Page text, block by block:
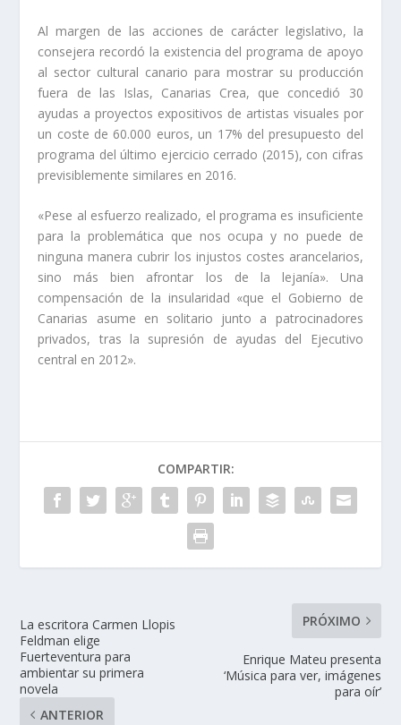
Al margen de las acciones de carácter legislativo, la
consejera recordó la existencia del programa de apoyo
al sector cultural canario para mostrar su producción
fuera de las Islas, Canarias Crea, que concedió 30
ayudas a proyectos expositivos de artistas visuales por
un coste de 60.000 euros, un 17% del presupuesto del
programa del último ejercicio cerrado (2015), con cifras
previsiblemente similares en 2016.
«Pese al esfuerzo realizado, el programa es insuficiente
para la problemática que nos ocupa y no puede de
ninguna manera cubrir los injustos costes arancelarios,
sino más bien afrontar los de la lejanía». Una
compensación de la insularidad «que el Gobierno de
Canarias asume en solitario junto a patrocinadores
privados, tras la supresión de ayudas del Ejecutivo
central en 2012».
COMPARTIR:
La escritora Carmen Llopis
Feldman elige
Fuerteventura para
ambientar su primera
novela
ANTERIOR
PRÓXIMO
Enrique Mateu presenta
‘Música para ver, imágenes
para oír’